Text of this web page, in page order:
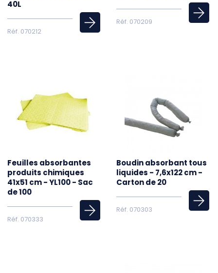
40L
Réf. 070212
Réf. 070209
Feuilles absorbantes
produits chimiques
41x51 cm - YL100 - Sac
de 100
Réf. 070333
Boudin absorbant tous
liquides - 7,6x122 cm -
Carton de 20
Réf. 070303